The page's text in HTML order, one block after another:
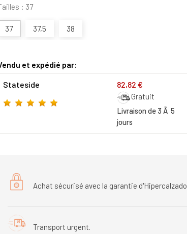
: 37
37 37,5 38
et expédié par:
Stateside 82,82 €
Gratuit
Livraison de 3 Ã 5
jours
Achat sécurisé avec la garantie d'Hipercalzado
Transport urgent.